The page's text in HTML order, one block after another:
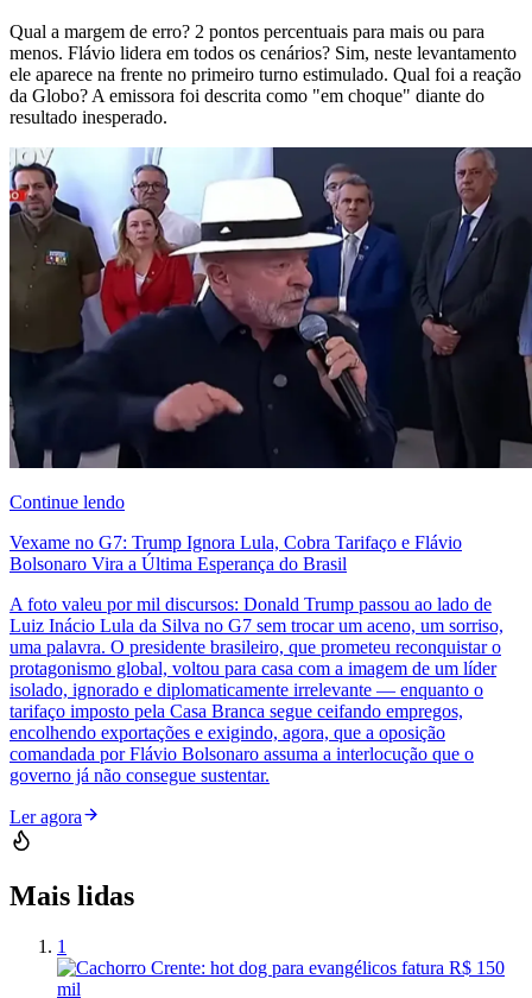
Qual a margem de erro? 2 pontos percentuais para mais ou para
menos. Flávio lidera em todos os cenários? Sim, neste levantamento
ele aparece na frente no primeiro turno estimulado. Qual foi a reação
da Globo? A emissora foi descrita como "em choque" diante do
resultado inesperado.
Continue lendo
Vexame no G7: Trump Ignora Lula, Cobra Tarifaço e Flávio
Bolsonaro Vira a Última Esperança do Brasil
A foto valeu por mil discursos: Donald Trump passou ao lado de
Luiz Inácio Lula da Silva no G7 sem trocar um aceno, um sorriso,
uma palavra. O presidente brasileiro, que prometeu reconquistar o
protagonismo global, voltou para casa com a imagem de um líder
isolado, ignorado e diplomaticamente irrelevante — enquanto o
tarifaço imposto pela Casa Branca segue ceifando empregos,
encolhendo exportações e exigindo, agora, que a oposição
comandada por Flávio Bolsonaro assuma a interlocução que o
governo já não consegue sustentar.
Ler agora
Mais lidas
1